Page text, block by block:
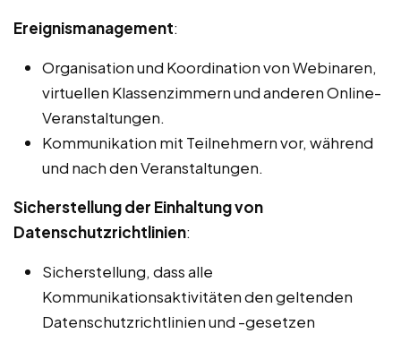
Ereignismanagement:
Organisation und Koordination von Webinaren,
virtuellen Klassenzimmern und anderen Online-
Veranstaltungen.
Kommunikation mit Teilnehmern vor, während
und nach den Veranstaltungen.
Sicherstellung der Einhaltung von
Datenschutzrichtlinien:
Sicherstellung, dass alle
Kommunikationsaktivitäten den geltenden
Datenschutzrichtlinien und -gesetzen